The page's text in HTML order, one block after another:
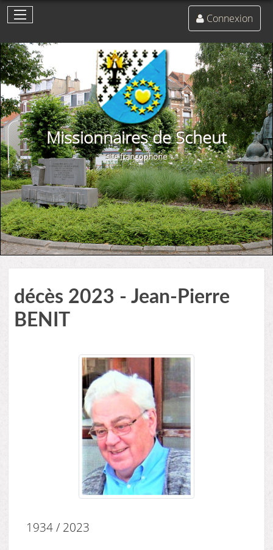
Missionnaires de Scheut
site francophone
Connexion
décès 2023 - Jean-Pierre
BENIT
1934 / 2023